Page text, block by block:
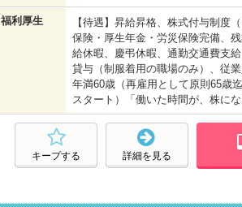
福利厚生
【待遇】昇給昇格、株式付与制度
保険・厚生年金・労災保険完備、
給休暇、慶弔休暇、通勤交通費支
貸与（制服着用の職場のみ）、従
年満60歳（再雇用として原則65歳
スタート）「働いた時間が、株に
詳細を見る
キープする